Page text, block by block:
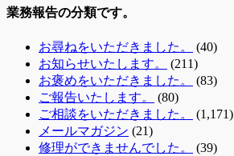
業務報告の分類です。
お尋ねをいただきました。
(40)
お知らせいたします。
(211)
お褒めをいただきました。
(83)
ご報告いたします。
(80)
ご相談をいただきました。
(1,171)
メールマガジン (21)
修理ができませんでした。
(39)